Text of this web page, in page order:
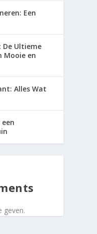
Een
De Ultieme
Mooie en
Alles Wat
geven.